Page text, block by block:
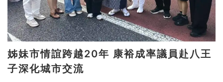
姊妹市情誼跨越20年 康裕成率議員赴八王
子深化城市交流